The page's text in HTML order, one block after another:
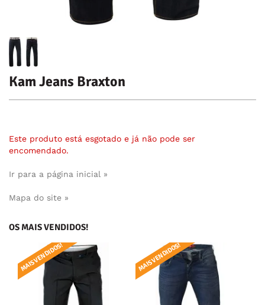
Kam Jeans Braxton
Este produto está esgotado e já não pode ser
encomendado.
Ir para a página inicial »
Mapa do site »
OS MAIS VENDIDOS!
MAIS VENDIDOS! MAIS VENDIDOS!